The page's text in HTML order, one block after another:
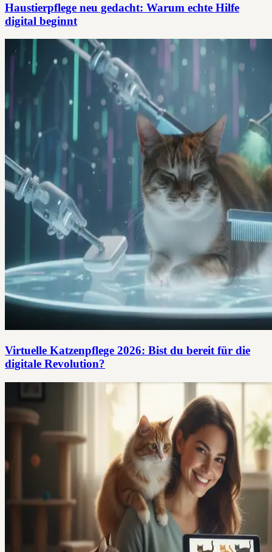
Haustierpflege neu gedacht: Warum echte Hilfe
digital beginnt
Virtuelle Katzenpflege 2026: Bist du bereit für die
digitale Revolution?